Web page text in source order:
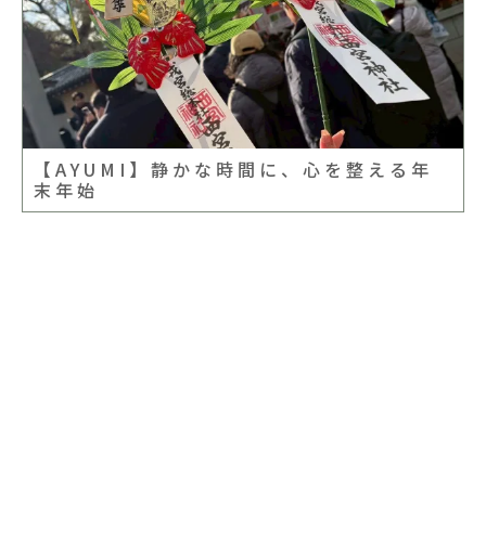
【AYUMI】静かな時間に、心を整える年
末年始